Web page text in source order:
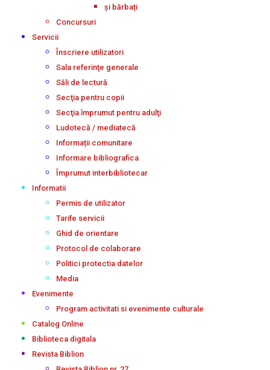
și bărbați
Concursuri
Servicii
Înscriere utilizatori
Sala referinţe generale
Săli de lectură
Secţia pentru copii
Secţia împrumut pentru adulţi
Ludotecă / mediatecă
Informații comunitare
Informare bibliografica
Împrumut interbibliotecar
Informatii
Permis de utilizator
Tarife servicii
Ghid de orientare
Protocol de colaborare
Politici protectia datelor
Media
Evenimente
Program activitati si evenimente culturale
Catalog Online
Biblioteca digitala
Revista Biblion